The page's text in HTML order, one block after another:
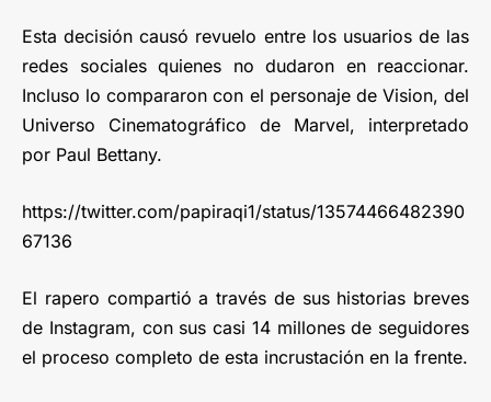
Esta decisión causó revuelo entre los usuarios de las
redes sociales quienes no dudaron en reaccionar.
Incluso lo compararon con el personaje de Vision, del
Universo Cinematográfico de Marvel, interpretado
por Paul Bettany.
https://twitter.com/papiraqi1/status/13574466482390
67136
El rapero compartió a través de sus historias breves
de Instagram, con sus casi 14 millones de seguidores
el proceso completo de esta incrustación en la frente.